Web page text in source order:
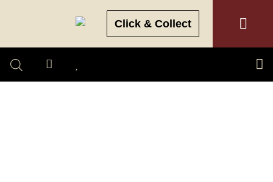
Click & Collect